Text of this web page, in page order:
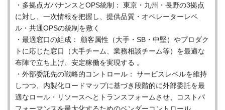
・多拠点ガバナンスとOPS統制： 東京・九州・長野の3拠点
に対し、一次情報を把握し、提供品質・オペレーターレベ
ル・共通OPSの統制を敷く
・最適窓口の組成： 顧客属性（大手・SB・中堅）やプロダク
トに応じた窓口（大手チーム、業務相談チーム等）を最適な
布陣で立ち上げ、安定稼働を実現する 。
・外部委託先の戦略的コントロール： サービスレベルを維持
しつつ、内製化ロードマップに基づき段階的に外部委託を最
適なロール・リソースへとトランスフォームさせ、コストパ